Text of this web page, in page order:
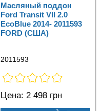
Масляный поддон
Ford Transit VII 2.0
EcoBlue 2014- 2011593
FORD (США)
2011593
Цена: 2 498 грн